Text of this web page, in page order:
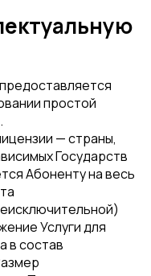
простой
— страны,
Государств
Абоненту на весь
Услуги для
в состав